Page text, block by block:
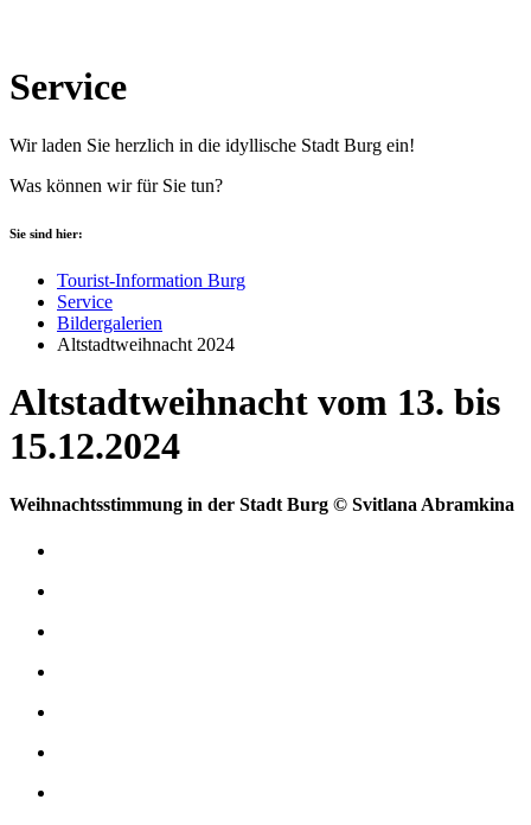
Service
Wir laden Sie herzlich in die idyllische Stadt Burg ein!
Was können wir für Sie tun?
Sie sind hier:
Tourist-Information Burg
Service
Bildergalerien
Altstadtweihnacht 2024
Altstadtweihnacht vom 13. bis
15.12.2024
Weihnachtsstimmung in der Stadt Burg © Svitlana Abramkina